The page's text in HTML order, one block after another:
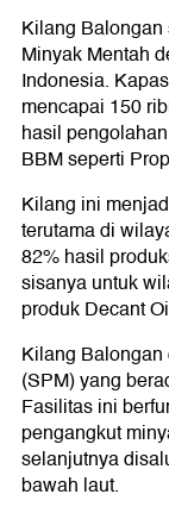
Kilang
Minyak Mentah
Indonesia.
mencapai 150
hasil
BBM seperti
Kilang ini
terutama di
82% hasil
sisanya untuk
produk Decant
Kilang
(SPM) yang
Fasilitas ini
pengangkut
selanjutnya
bawah laut.